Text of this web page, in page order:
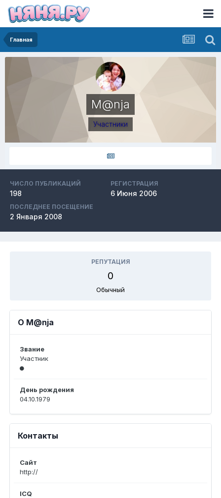
Главная
M@nja
Участники
ЧИСЛО ПУБЛИКАЦИЙ
198
РЕГИСТРАЦИЯ
6 Июня 2006
ПОСЛЕДНЕЕ ПОСЕЩЕНИЕ
2 Января 2008
РЕПУТАЦИЯ
0
Обычный
О M@nja
Звание
Участник
День рождения
04.10.1979
Контакты
Сайт
http://
ICQ